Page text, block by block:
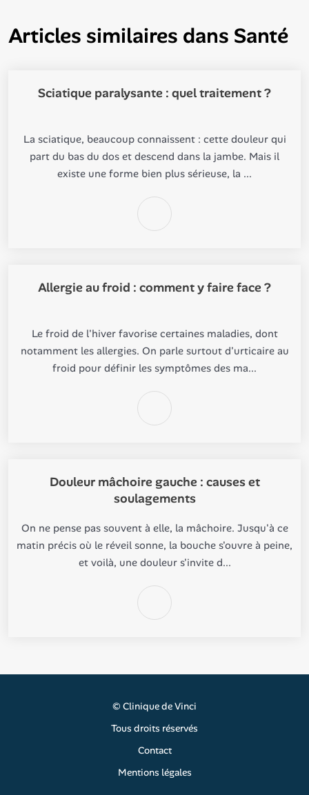
Articles similaires dans Santé
Sciatique paralysante : quel traitement ?
La sciatique, beaucoup connaissent : cette douleur qui
part du bas du dos et descend dans la jambe. Mais il
existe une forme bien plus sérieuse, la ...
Allergie au froid : comment y faire face ?
Le froid de l'hiver favorise certaines maladies, dont
notamment les allergies. On parle surtout d'urticaire au
froid pour définir les symptômes des ma...
Douleur mâchoire gauche : causes et
soulagements
On ne pense pas souvent à elle, la mâchoire. Jusqu'à ce
matin précis où le réveil sonne, la bouche s'ouvre à peine,
et voilà, une douleur s'invite d...
© Clinique de Vinci
Tous droits réservés
Contact
Mentions légales